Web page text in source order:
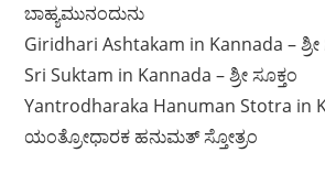
ಬಾಹ್ಯಮುನಂದುನು
Giridhari Ashtakam in Kannada –
Sri Suktam in Kannada – ಶ್ರೀ ಸೂಕ್ತಂ
Yantrodharaka Hanuman Stotra in
ಯಂತ್ರೋಧಾರಕ ಹನುಮತ್ ಸ್ತೋತ್ರಂ